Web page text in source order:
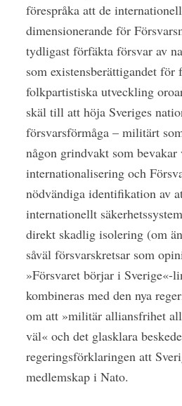
förespråka att de
dimensionerande för
tydligast förfäkta försvar av
som existensberättigandet för
folkpartistiska utveckling
skäl till att höja Sveriges
försvarsförmåga – militärt
någon grindvakt som
internationalisering och
nödvändiga identifikation av
internationellt
direkt skadlig isolering (om
såväl försvarskretsar som
»Försvaret börjar i Sverige«-
kombineras med den nya
om att »militär alliansfrihet
väl« och det glasklara
regeringsförklaringen att
medlemskap i Nato.